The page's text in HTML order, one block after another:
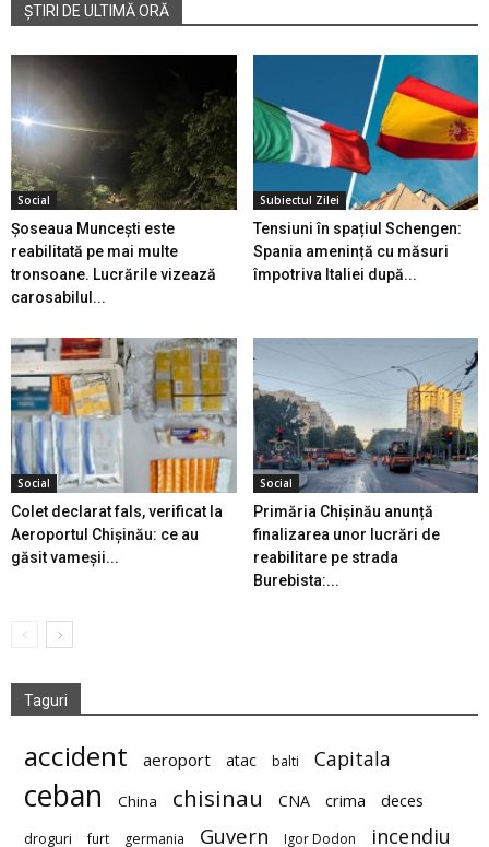
ȘTIRI DE ULTIMĂ ORĂ
Social
Șoseaua Muncești este
reabilitată pe mai multe
tronsoane. Lucrările vizează
carosabilul...
Subiectul Zilei
Tensiuni în spațiul Schengen:
Spania amenință cu măsuri
împotriva Italiei după...
Social
Colet declarat fals, verificat la
Aeroportul Chișinău: ce au
găsit vameșii...
Social
Primăria Chișinău anunță
finalizarea unor lucrări de
reabilitare pe strada
Burebista:...
Taguri
accident aeroport atac balti Capitala
ceban China chisinau CNA crima deces
droguri furt germania Guvern Igor Dodon incendiu